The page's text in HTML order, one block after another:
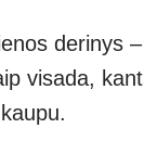
derinys
visada,